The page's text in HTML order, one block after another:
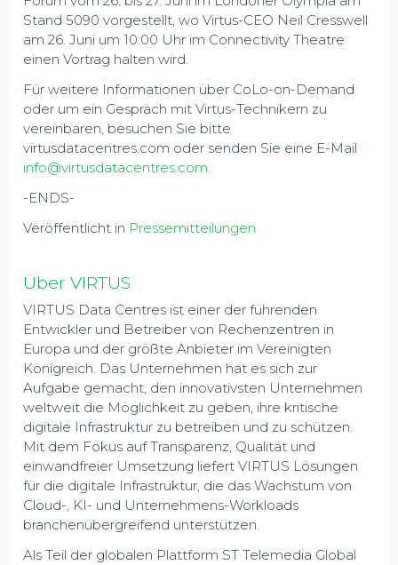
Stand 5090 vorgestellt, wo Virtus-CEO Neil Cresswell
am 26. Juni um 10:00 Uhr im Connectivity Theatre
einen Vortrag halten wird.
Für weitere Informationen über CoLo-on-Demand
oder um ein Gespräch mit Virtus-Technikern zu
vereinbaren, besuchen Sie bitte
virtusdatacentres.com oder senden Sie eine E-Mail
info@virtusdatacentres.com.
-ENDS-
Veröffentlicht in Pressemitteilungen
Über VIRTUS
VIRTUS Data Centres ist einer der führenden
Entwickler und Betreiber von Rechenzentren in
Europa und der größte Anbieter im Vereinigten
Königreich. Das Unternehmen hat es sich zur
Aufgabe gemacht, den innovativsten Unternehmen
weltweit die Möglichkeit zu geben, ihre kritische
digitale Infrastruktur zu betreiben und zu schützen.
Mit dem Fokus auf Transparenz, Qualität und
einwandfreier Umsetzung liefert VIRTUS Lösungen
für die digitale Infrastruktur, die das Wachstum von
Cloud-, KI- und Unternehmens-Workloads
branchenübergreifend unterstützen.
Als Teil der globalen Plattform ST Telemedia Global